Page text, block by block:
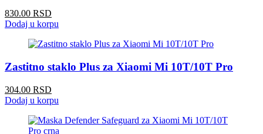
830.00 RSD
Dodaj u korpu
Zastitno staklo Plus za Xiaomi Mi 10T/10T Pro
304.00 RSD
Dodaj u korpu